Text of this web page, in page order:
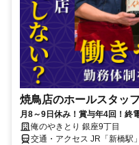
焼鳥店のホールスタッフ
月8～9日休み！賞与年4回！終
俺のやきとり 銀座9丁目
交通・アクセス JR「新橋駅